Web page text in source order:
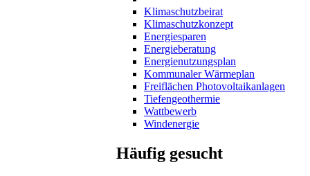
Klimaschutzbeirat
Klimaschutzkonzept
Energiesparen
Energieberatung
Energienutzungsplan
Kommunaler Wärmeplan
Freiflächen Photovoltaikanlagen
Tiefengeothermie
Wattbewerb
Windenergie
Häufig gesucht